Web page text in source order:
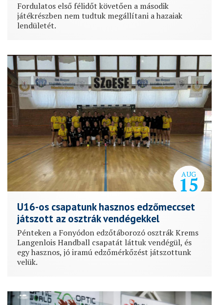
Fordulatos első félidőt követően a második
játékrészben nem tudtuk megállítani a hazaiak
lendületét.
AUG
15
U16-os csapatunk hasznos edzőmeccset
játszott az osztrák vendégekkel
Pénteken a Fonyódon edzőtáborozó osztrák Krems
Langenlois Handball csapatát láttuk vendégül, és
egy hasznos, jó iramú edzőmérkőzést játszottunk
velük.